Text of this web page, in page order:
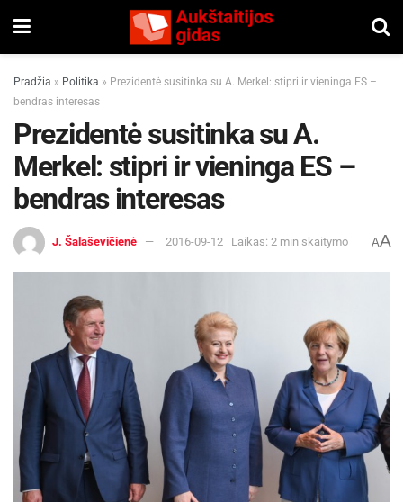
Pradžia » Politika » Prezidentė susitinka su A. Merkel: stipri ir vieninga ES –
bendras interesas
Prezidentė susitinka su A.
Merkel: stipri ir vieninga ES –
bendras interesas
J. Šalaševičienė 2016-09-12 Laikas: 2 min skaitymo AA